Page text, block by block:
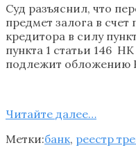
Суд разъяснил, что
предмет залога в
кредитора в силу
пункта 1 статьи 146
подлежит обложению
Читайте далее…
Метки:банк, реестр